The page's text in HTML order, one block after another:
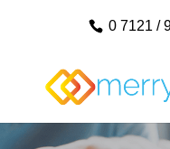
0 7121 /